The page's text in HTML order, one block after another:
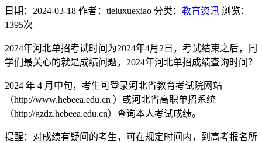
日期：2024-03-18 作者：tieluxuexiao 分类： 教育资讯 浏览：
1395次
2024年河北单招考试时间为2024年4月2日，考试结束之后，同
学们最关心的就是成绩问题，2024年河北单招成绩查询时间？
2024 年 4 月中旬，考生可登录河北省教育考试院网站
（http://www.hebeea.edu.cn ）或河北省高职单招系统
（http://gzdz.hebeea.edu.cn）查询本人考试成绩。
提醒：对成绩有疑问的考生，可在规定时间内，到高考报名所